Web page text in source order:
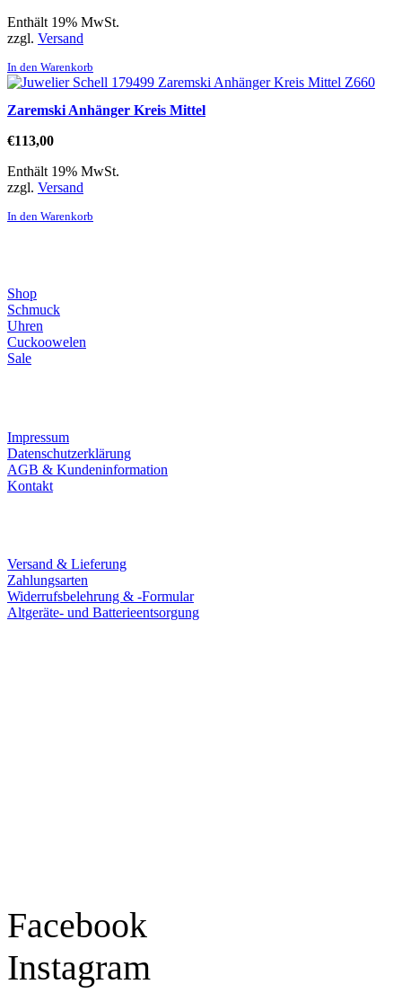
Enthält 19% MwSt.
zzgl. Versand
In den Warenkorb
Zaremski Anhänger Kreis Mittel
€113,00
Enthält 19% MwSt.
zzgl. Versand
In den Warenkorb
Shop
Schmuck
Uhren
Cuckoowelen
Sale
Impressum
Datenschutzerklärung
AGB & Kundeninformation
Kontakt
Versand & Lieferung
Zahlungsarten
Widerrufsbelehrung & -Formular
Altgeräte- und Batterieentsorgung
Facebook
Instagram